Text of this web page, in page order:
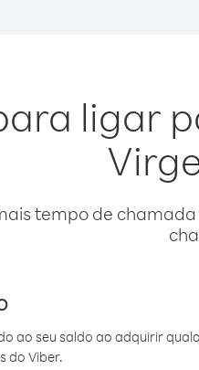
ligar
tempo de
ao seu saldo ao adquirir
do Viber.